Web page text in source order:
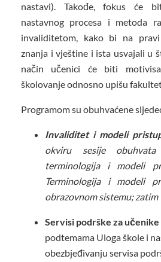
nastavi). Takođe, fokus će
nastavnog procesa i metoda
invaliditetom, kako bi na
znanja i vještine i ista usvajali u
način učenici će biti
školovanje odnosno upišu
Programom su obuhvaćene
Invaliditet i modeli
okviru sesije
terminologija i modeli
Terminologija i modeli
obrazovnom sistemu;zatim
Servisi podrške za
podtemama Uloga škole i
obezbjeđivanju servisa